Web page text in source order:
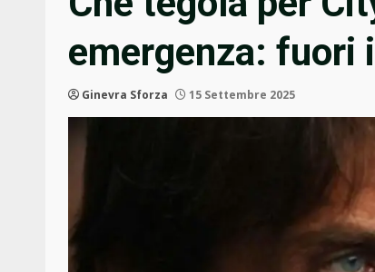
emergenza: fuori
Ginevra Sforza 15 Settembre 2025